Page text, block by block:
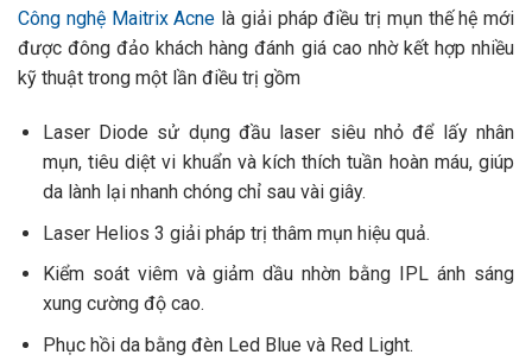
Công nghệ Maitrix Acne là giải pháp điều trị mụn thế hệ mới
được đông đảo khách hàng đánh giá cao nhờ kết hợp nhiều
kỹ thuật trong một lần điều trị gồm
Laser Diode sử dụng đầu laser siêu nhỏ để lấy nhân
mụn, tiêu diệt vi khuẩn và kích thích tuần hoàn máu, giúp
da lành lại nhanh chóng chỉ sau vài giây.
Laser Helios 3 giải pháp trị thâm mụn hiệu quả.
Kiểm soát viêm và giảm dầu nhờn bằng IPL ánh sáng
xung cường độ cao.
Phục hồi da bằng đèn Led Blue và Red Light.